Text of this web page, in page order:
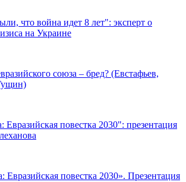
что война идет 8 лет": эксперт о
на Украине
союза – бред? (Евстафьев,
Евразийская повестка 2030": презентация
Евразийская повестка 2030». Презентация